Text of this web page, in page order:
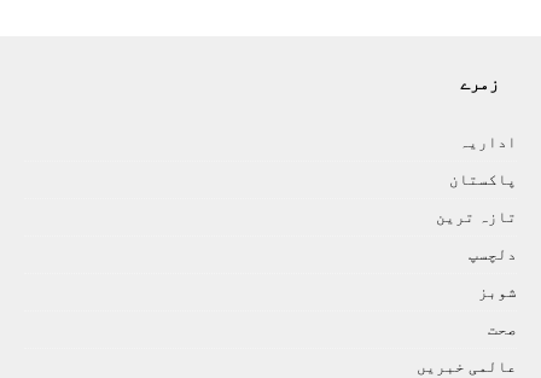
زمرے
اداريہ
پاکستان
تازہ ترين
دلچسپ
شوبز
صحت
عالمی خبريں